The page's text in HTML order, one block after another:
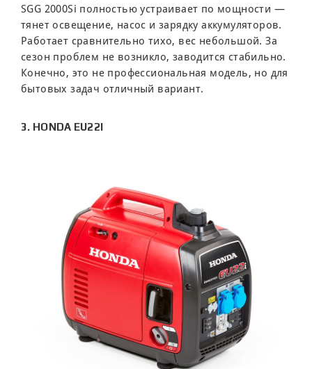
SGG 2000Si полностью устраивает по мощности —
тянет освещение, насос и зарядку аккумуляторов.
Работает сравнительно тихо, вес небольшой. За
сезон проблем не возникло, заводится стабильно.
Конечно, это не профессиональная модель, но для
бытовых задач отличный вариант.
3. HONDA EU22I